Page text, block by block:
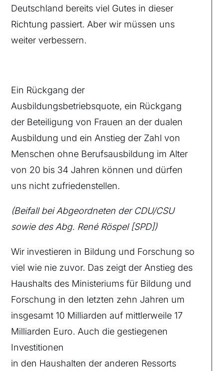
Deutschland bereits viel Gutes in dieser
Richtung passiert. Aber wir müssen uns
weiter verbessern.
Ein Rückgang der
Ausbildungsbetriebsquote, ein Rückgang
der Beteiligung von Frauen an der dualen
Ausbildung und ein Anstieg der Zahl von
Menschen ohne Berufsausbildung im Alter
von 20 bis 34 Jahren können und dürfen
uns nicht zufriedenstellen.
(Beifall bei Abgeordneten der CDU/CSU
sowie des Abg. René Röspel [SPD])
Wir investieren in Bildung und Forschung so
viel wie nie zuvor. Das zeigt der Anstieg des
Haushalts des Ministeriums für Bildung und
Forschung in den letzten zehn Jahren um
insgesamt 10 Milliarden auf mittlerweile 17
Milliarden Euro. Auch die gestiegenen
Investitionen
in den Haushalten der anderen Ressorts